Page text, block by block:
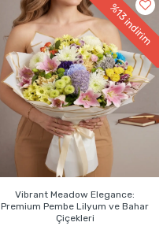
%13
indirim
Vibrant Meadow Elegance:
Premium Pembe Lilyum ve Bahar
Çiçekleri